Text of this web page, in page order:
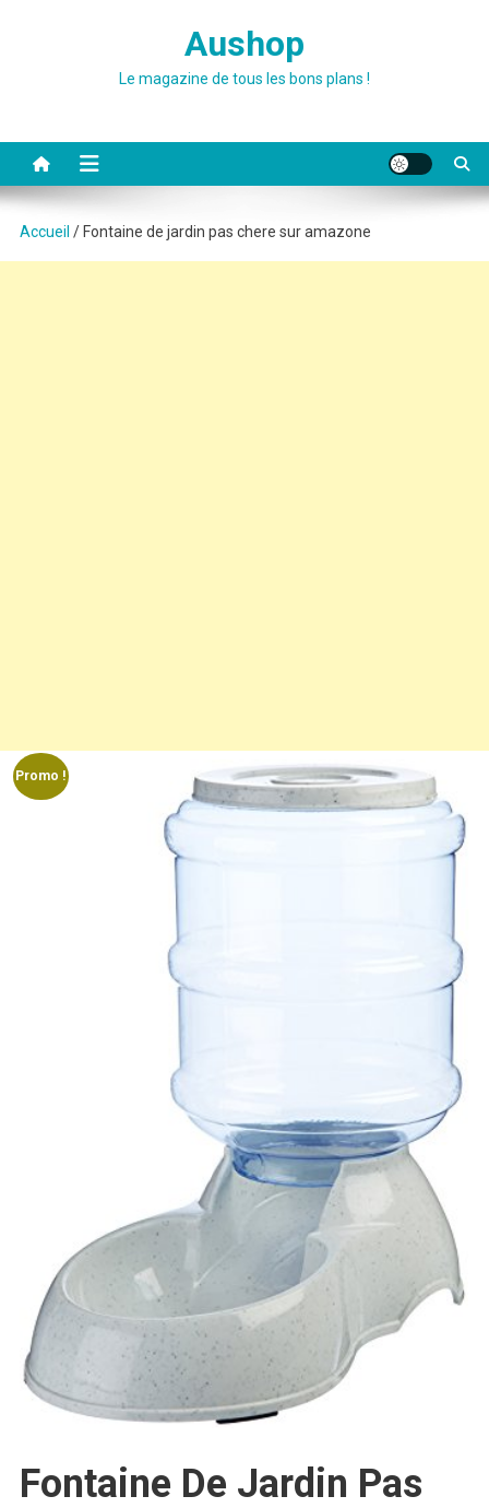
Aushop
Le magazine de tous les bons plans !
Accueil / Fontaine de jardin pas chere sur amazone
Promo !
Fontaine De Jardin Pas